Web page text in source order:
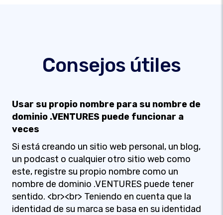
Consejos útiles
Usar su propio nombre para su nombre de
dominio .VENTURES puede funcionar a
veces
Si está creando un sitio web personal, un blog,
un podcast o cualquier otro sitio web como
este, registre su propio nombre como un
nombre de dominio .VENTURES puede tener
sentido. <br><br> Teniendo en cuenta que la
identidad de su marca se basa en su identidad